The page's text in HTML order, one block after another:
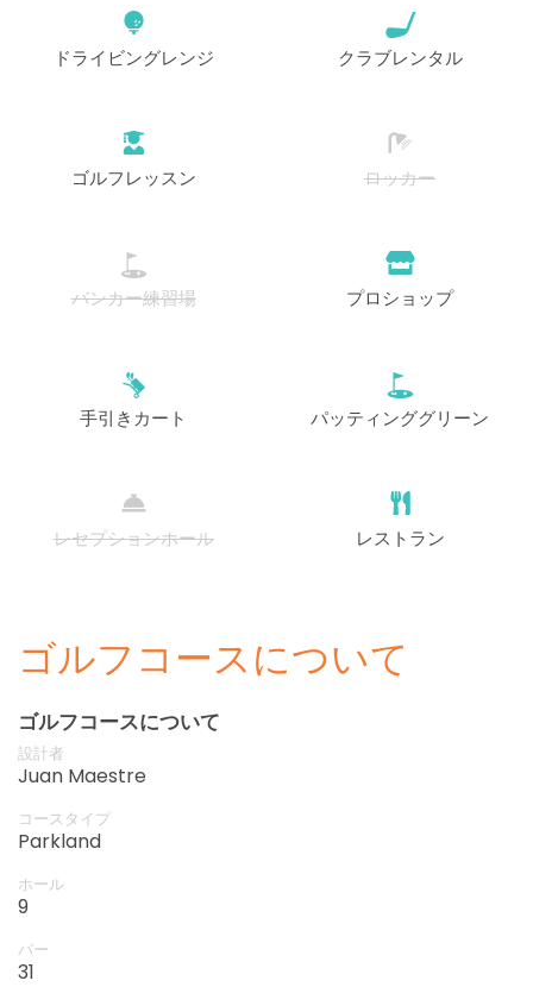
ドライビングレンジ クラブレンタル
ゴルフレッスン ロッカー
バンカー練習場 プロショップ
手引きカート パッティンググリーン
レセプションホール レストラン
ゴルフコースについて
ゴルフコースについて
設計者
Juan Maestre
コースタイプ
Parkland
ホール
9
パー
31